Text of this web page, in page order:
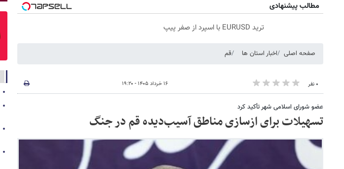
مطالب پیشنهادی
ترید EURUSD با اسپرد از صفر پیپ
صفحه اصلی اخبار استان ها قم
۰ نفر ۱۶ خرداد ۱۴۰۵ - ۱۹:۲۰
عضو شورای اسلامی شهر تأکید کرد
تسهیلات برای ازسازی مناطق آسیب‌دیده قم در جنگ